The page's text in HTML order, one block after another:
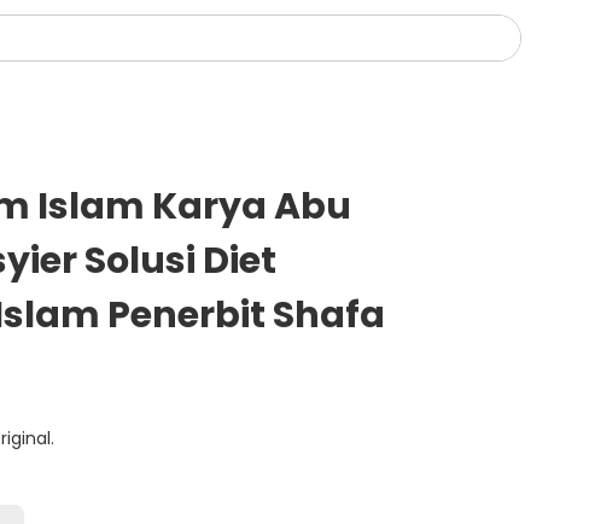
Islam Karya Abu
Solusi Diet
Penerbit Shafa